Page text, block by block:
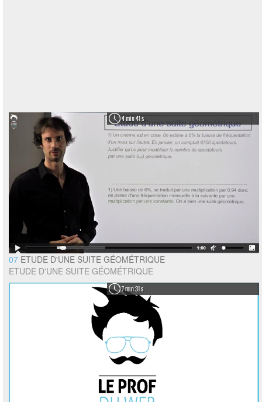
4 min 41 s
07 ETUDE D'UNE SUITE GÉOMÉTRIQUE
ETUDE D'UNE SUITE GÉOMÉTRIQUE
7 min 31 s